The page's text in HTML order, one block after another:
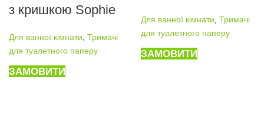
з кришкою Sophie
Для ванної кімнати Тримачі
для туалетного паперу
ЗАМОВИТИ
Для ванної кімнати Тримачі
для туалетного паперу
ЗАМОВИТИ